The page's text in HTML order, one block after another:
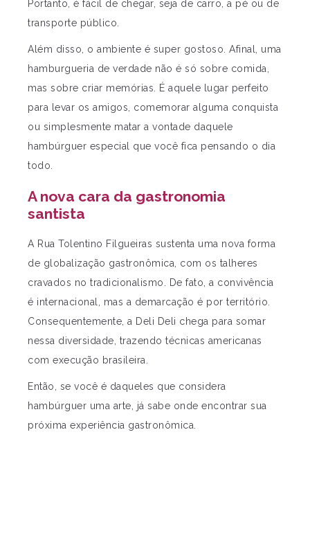
Portanto, é fácil de chegar, seja de carro, a pé ou de
transporte público.
Além disso, o ambiente é super gostoso. Afinal, uma
hamburgueria de verdade não é só sobre comida,
mas sobre criar memórias. É aquele lugar perfeito
para levar os amigos, comemorar alguma conquista
ou simplesmente matar a vontade daquele
hambúrguer especial que você fica pensando o dia
todo.
A nova cara da gastronomia
santista
A Rua Tolentino Filgueiras sustenta uma nova forma
de globalização gastronômica, com os talheres
cravados no tradicionalismo. De fato, a convivência
é internacional, mas a demarcação é por território.
Consequentemente, a Deli Deli chega para somar
nessa diversidade, trazendo técnicas americanas
com execução brasileira.
Então, se você é daqueles que considera
hambúrguer uma arte, já sabe onde encontrar sua
próxima experiência gastronômica.